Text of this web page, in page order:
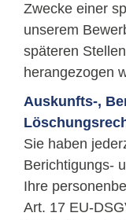
Zwecke einer
unserem
späteren
herangezogen
Auskunfts-,
Sie haben
Berichtigungs-
Ihre
Art. 17 EU-